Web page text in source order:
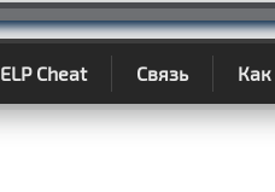
Cheat Связь Как